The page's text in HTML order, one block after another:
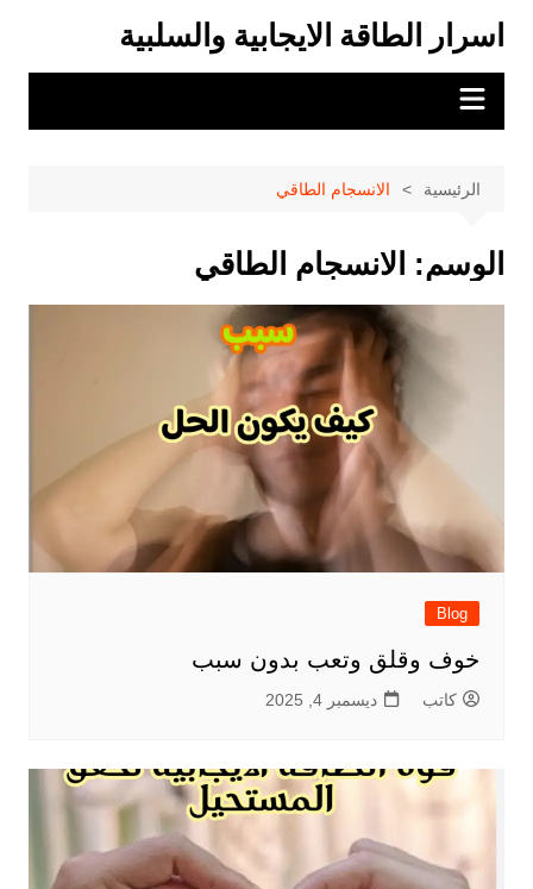
المحتوى
اسرار الطاقة الايجابية والسلبية
الرئيسية الانسجام الطاقي
الوسم: الانسجام الطاقي
Blog
خوف وقلق وتعب بدون سبب
كاتب ديسمبر 4, 2025